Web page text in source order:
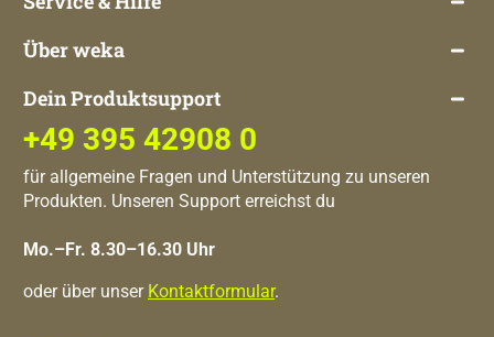
Über weka
Dein Produktsupport
+49 395 42908 0
für allgemeine Fragen und Unterstützung zu unseren
Produkten. Unseren Support erreichst du
Mo.–Fr. 8.30–16.30 Uhr
oder über unser Kontaktformular.